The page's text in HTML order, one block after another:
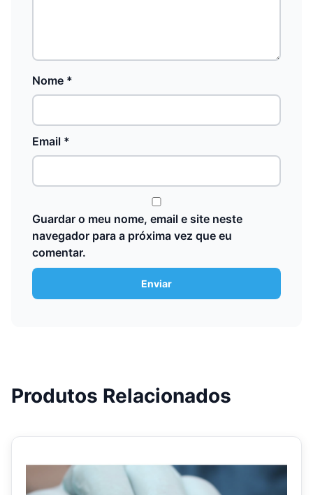
Nome *
Email *
Guardar o meu nome, email e site neste
navegador para a próxima vez que eu
comentar.
Produtos Relacionados